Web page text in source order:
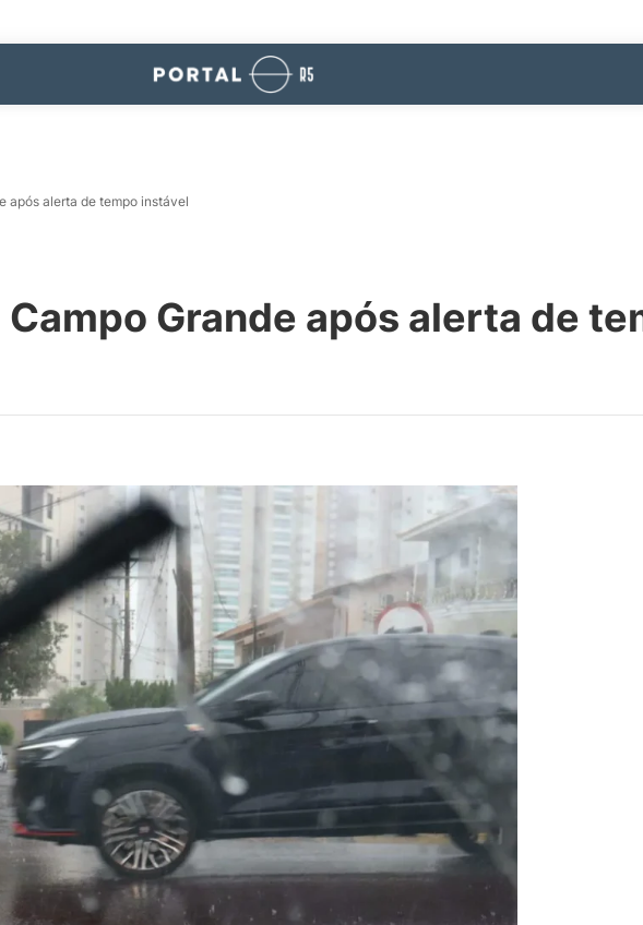
após alerta de tempo instável
Grande após alerta de